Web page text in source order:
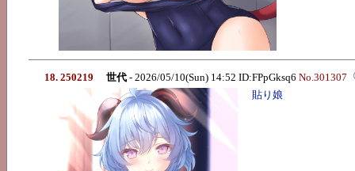
18. 250219 世代 - 2026/05/10(Sun) 14:52 ID:FPpGksq6 No.301307
貼り娘